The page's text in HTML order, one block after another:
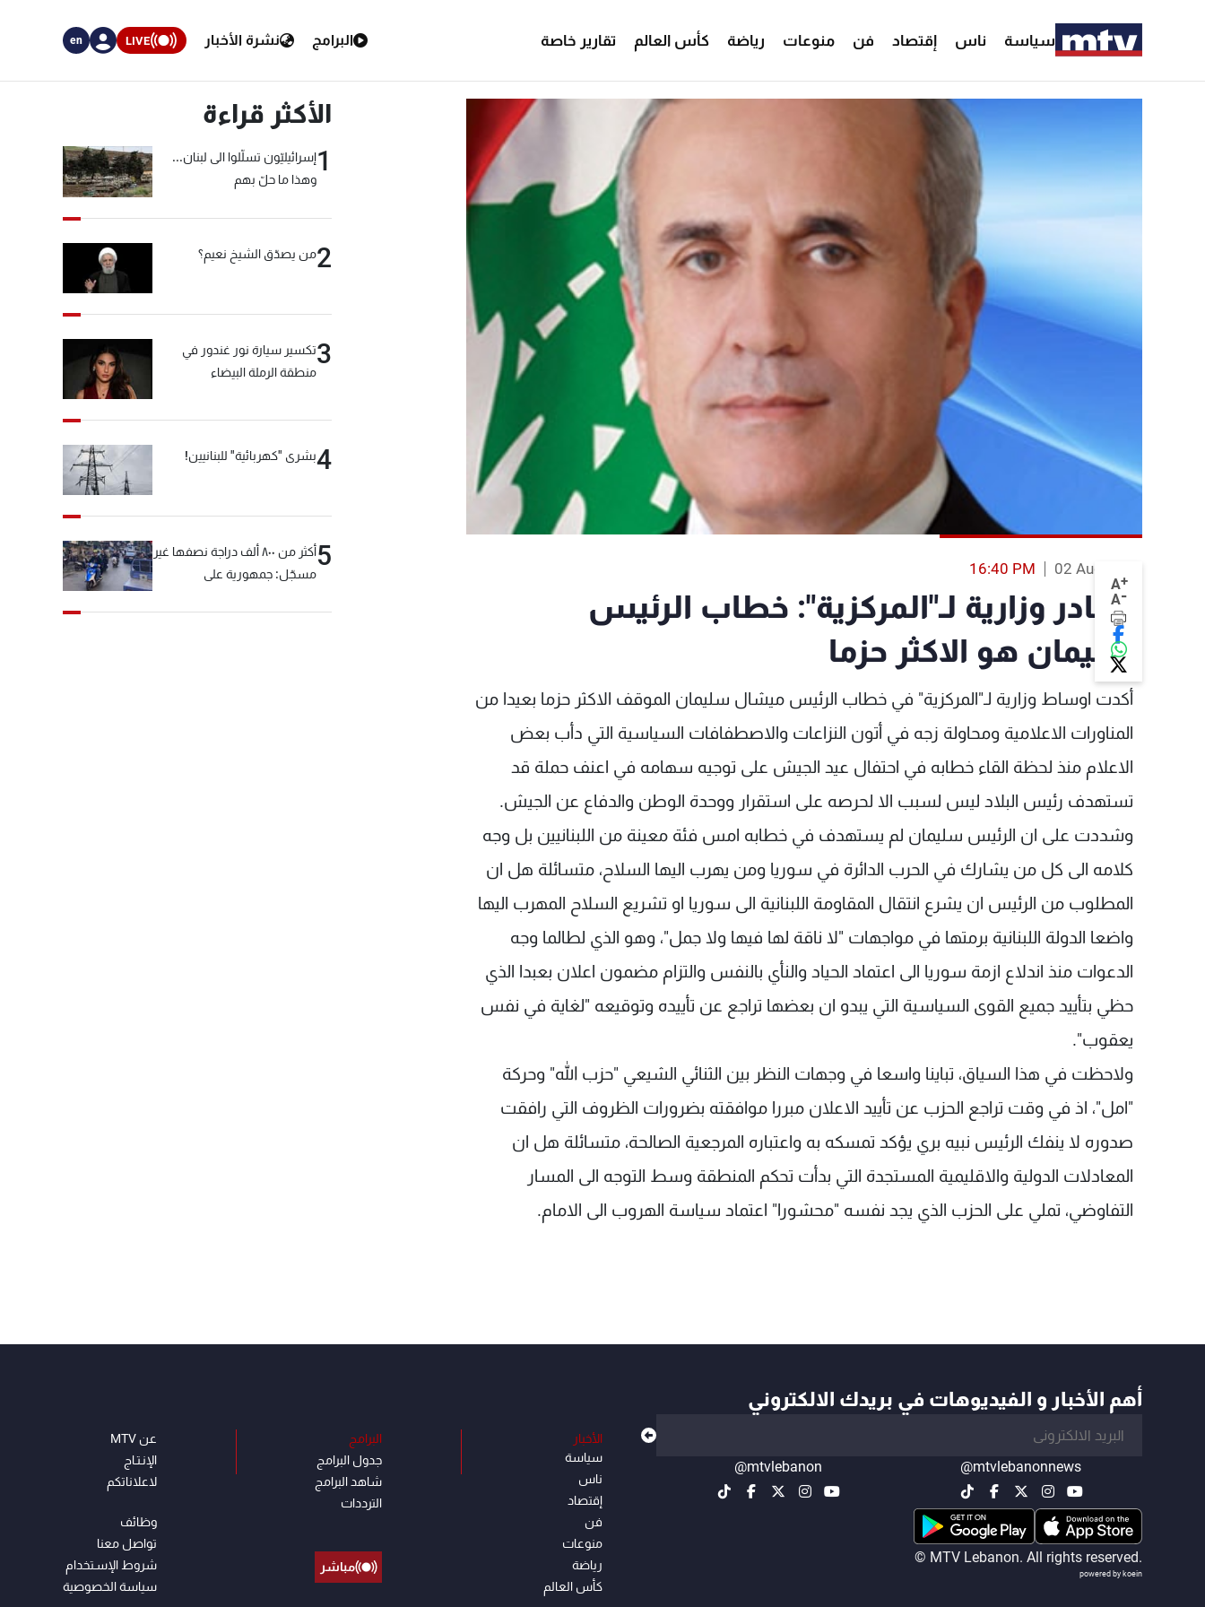
سياسة ناس إقتصاد فن منوعات رياضة كأس العالم تقارير خاصة البرامج نشرة الأخبار LIVE
en
A+
A-
02 Aug 2013
16:40 PM
مصادر وزارية لـ"المركزية": خطاب الرئيس
سليمان هو الاكثر حزما
أكدت اوساط وزارية لـ"المركزية" في خطاب الرئيس ميشال سليمان الموقف الاكثر حزما بعيدا من
المناورات الاعلامية ومحاولة زجه في أتون النزاعات والاصطفافات السياسية التي دأب بعض
الاعلام منذ لحظة القاء خطابه في احتفال عيد الجيش على توجيه سهامه في اعنف حملة قد
تستهدف رئيس البلاد ليس لسبب الا لحرصه على استقرار ووحدة الوطن والدفاع عن الجيش.
وشددت على ان الرئيس سليمان لم يستهدف في خطابه امس فئة معينة من اللبنانيين بل وجه
كلامه الى كل من يشارك في الحرب الدائرة في سوريا ومن يهرب اليها السلاح، متسائلة هل ان
المطلوب من الرئيس ان يشرع انتقال المقاومة اللبنانية الى سوريا او تشريع السلاح المهرب اليها
واضعا الدولة اللبنانية برمتها في مواجهات "لا ناقة لها فيها ولا جمل"، وهو الذي لطالما وجه
الدعوات منذ اندلاع ازمة سوريا الى اعتماد الحياد والنأي بالنفس والتزام مضمون اعلان بعبدا الذي
حظي بتأييد جميع القوى السياسية التي يبدو ان بعضها تراجع عن تأييده وتوقيعه "لغاية في نفس
يعقوب".
ولاحظت في هذا السياق، تباينا واسعا في وجهات النظر بين الثنائي الشيعي "حزب الله" وحركة
"امل"، اذ في وقت تراجع الحزب عن تأييد الاعلان مبررا موافقته بضرورات الظروف التي رافقت
صدوره لا ينفك الرئيس نبيه بري يؤكد تمسكه به واعتباره المرجعية الصالحة، متسائلة هل ان
المعادلات الدولية والاقليمية المستجدة التي بدأت تحكم المنطقة وسط التوجه الى المسار
التفاوضي، تملي على الحزب الذي يجد نفسه "محشورا" اعتماد سياسة الهروب الى الامام.
الأكثر قراءة
1إسرائيليّون تسلّلوا الى لبنان...
وهذا ما حلّ بهم
2من يصدّق الشيخ نعيم؟
3تكسير سيارة نور غندور في
منطقة الرملة البيضاء
4بشرى "كهربائية" للبنانيين!
5
أكثر من ٨٠٠ ألف دراجة نصفها غير
مسجّل: جمهورية على
أهم الأخبار و الفيديوهات في بريدك الالكتروني
@mtvlebanonnews
@mtvlebanon
© MTV Lebanon. All rights reserved.
powered by koein
الأخبار
سياسة
ناس
إقتصاد
فن
منوعات
رياضة
كأس العالم
البرامج
جدول البرامج
شاهد البرامج
الترددات
مباشر
عن MTV
الإنـتـاج
لاعلاناتكم
وظائف
تواصل معنا
شروط الإسـتخدام
سياسة الخصوصية